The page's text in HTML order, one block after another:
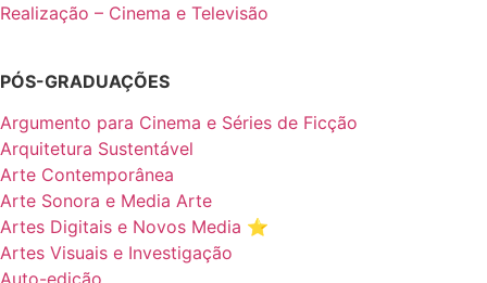
Realização – Cinema e Televisão
PÓS-GRADUAÇÕES
Argumento para Cinema e Séries de Ficção
Arquitetura Sustentável
Arte Contemporânea
Arte Sonora e Media Arte
Artes Digitais e Novos Media ⭐️
Artes Visuais e Investigação